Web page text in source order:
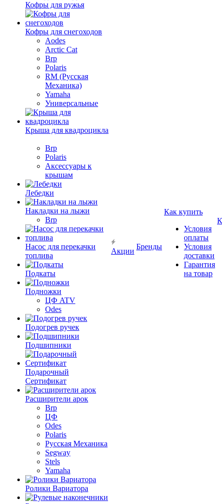
Кофры для ружья
Кофры для снегоходов
Aodes
Arctic Cat
Brp
Polaris
RM (Русская
Механика)
Yamaha
Универсальные
Крыша для квадроцикла
Brp
Polaris
Аксессуары к
крышам
Лебедки
Накладки на лыжи
Brp
Насос для перекачки
топлива
Подкаты
Подножки
ЦФ ATV
Odes
Подогрев ручек
Подшипники
Подарочный
Сертификат
Расширители арок
Brp
ЦФ
Odes
Polaris
Русская Механика
Segway
Stels
Yamaha
Ролики Вариатора
Акции
Бренды
Как купить
Условия
оплаты
Условия
доставки
Гарантия
на товар